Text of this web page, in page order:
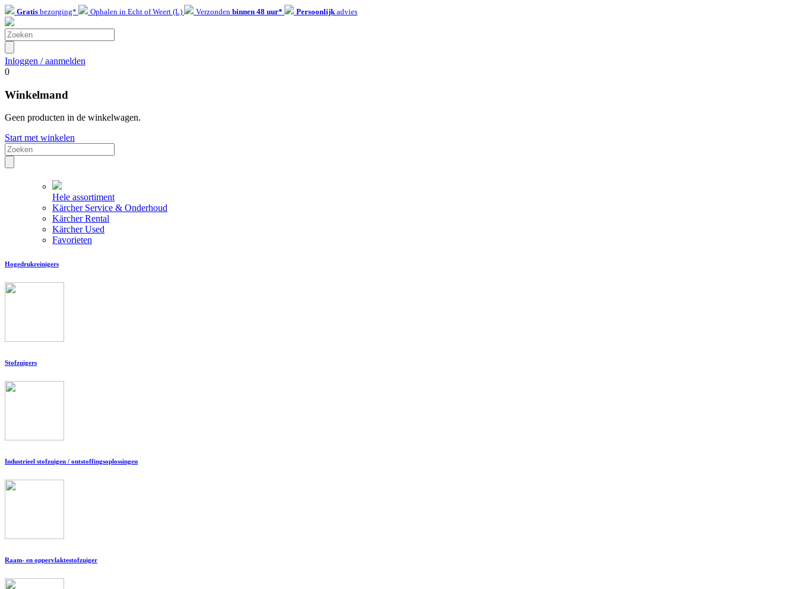
Gratis bezorging* Ophalen in Echt of Weert (L) Verzonden binnen 48 uur* Persoonlijkadvies
Inloggen / aanmelden
0
Winkelmand
Geen producten in de winkelwagen.
Start met winkelen
Hele assortiment
Kärcher Service & Onderhoud
Kärcher Rental
Kärcher Used
Favorieten
Hogedrukreinigers
Stofzuigers
Industrieel stofzuigen / ontstoffingsoplossingen
Raam- en oppervlaktestofzuiger